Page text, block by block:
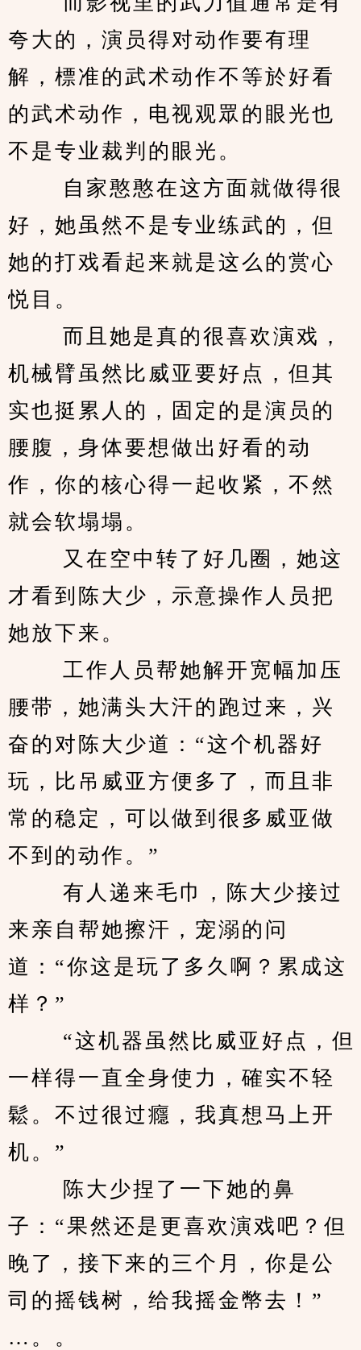
夸大的，演员得对动作要有理
解，標准的武术动作不等於好看
的武术动作，电视观眾的眼光也
不是专业裁判的眼光。
自家憨憨在这方面就做得很
好，她虽然不是专业练武的，但
她的打戏看起来就是这么的赏心
悦目。
而且她是真的很喜欢演戏，
机械臂虽然比威亚要好点，但其
实也挺累人的，固定的是演员的
腰腹，身体要想做出好看的动
作，你的核心得一起收紧，不然
就会软塌塌。
又在空中转了好几圈，她这
才看到陈大少，示意操作人员把
她放下来。
工作人员帮她解开宽幅加压
腰带，她满头大汗的跑过来，兴
奋的对陈大少道：“这个机器好
玩，比吊威亚方便多了，而且非
常的稳定，可以做到很多威亚做
不到的动作。”
有人递来毛巾，陈大少接过
来亲自帮她擦汗，宠溺的问
道：“你这是玩了多久啊？累成这
样？”
“这机器虽然比威亚好点，但
一样得一直全身使力，確实不轻
鬆。不过很过癮，我真想马上开
机。”
陈大少捏了一下她的鼻
子：“果然还是更喜欢演戏吧？但
晚了，接下来的三个月，你是公
司的摇钱树，给我摇金幣去！”
…。。